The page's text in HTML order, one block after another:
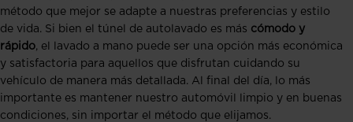
método que mejor se adapte a nuestras preferencias y estilo
de vida. Si bien el túnel de autolavado es más cómodo y
rápido, el lavado a mano puede ser una opción más económica
y satisfactoria para aquellos que disfrutan cuidando su
vehículo de manera más detallada. Al final del día, lo más
importante es mantener nuestro automóvil limpio y en buenas
condiciones, sin importar el método que elijamos.